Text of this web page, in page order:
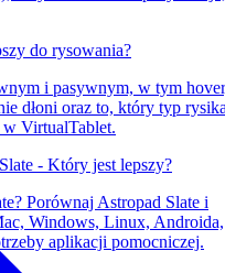
do rysowania?
i pasywnym, w tym
dłoni oraz to, który typ
VirtualTablet.
- Który jest lepszy?
Porównaj Astropad Slate i
Windows, Linux, Androida,
aplikacji pomocniczej.